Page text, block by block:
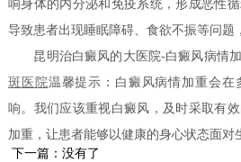
响身体的内分泌和免疫系统，形成恶性
导致患者出现睡眠障碍、食欲不振等问题
昆明治白癜风的大医院-白癜风病情加
斑医院温馨提示：白癜风病情加重会在
响。我们应该重视白癜风，及时采取有
加重，让患者能够以健康的身心状态面对
下一篇：没有了